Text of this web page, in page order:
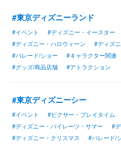
#東京ディズニーランド
#イベント #ディズニー・イースター
#ディズニー・ハロウィーン
#ディズ
#パレード/ショー
#キャラクター関連
#グッズ/商品店舗
#アトラクション
#東京ディズニーシー
#イベント #ピクサー・プレイタイム
#ディズニー・パイレーツ・サマー
#
#ディズニー・クリスマス
#パレード/